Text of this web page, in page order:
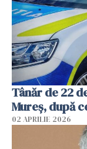
Tânăr de 22
Mureș, după
02 APRILIE 2026